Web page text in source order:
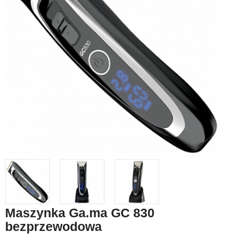
Maszynka Ga.ma GC 830
bezprzewodowa